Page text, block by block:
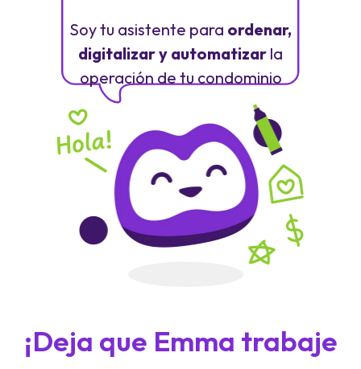
Soy tu asistente para ordenar,
digitalizar y automatizar la
operación de tu condominio
¡Deja que Emma trabaje